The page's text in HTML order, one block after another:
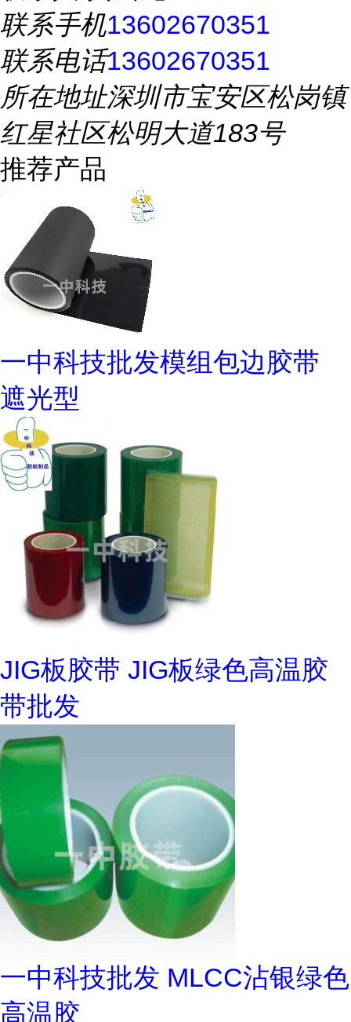
联系手机13602670351
联系电话13602670351
所在地址深圳市宝安区松岗镇
红星社区松明大道183号
推荐产品
一中科技批发模组包边胶带
遮光型
JIG板胶带 JIG板绿色高温胶
带批发
一中科技批发 MLCC沾银绿色
高温胶